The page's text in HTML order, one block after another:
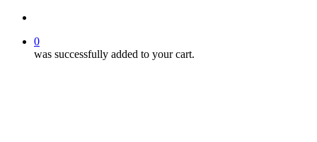
0
was successfully added to your cart.